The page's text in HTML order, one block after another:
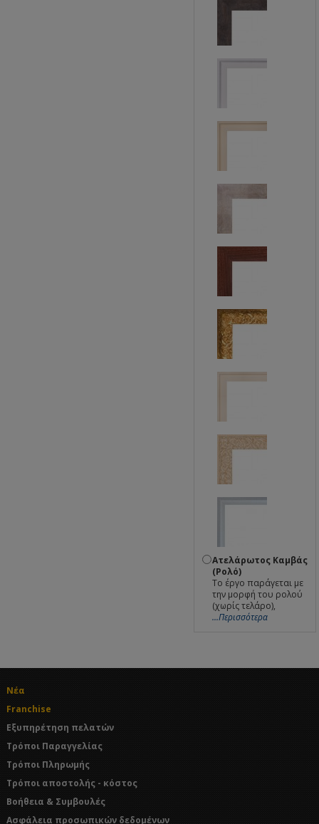
Ατελάρωτος Καμβάς
(Ρολό)
Το έργο παράγεται με
την μορφή του ρολού
(χωρίς τελάρο),
...Περισσότερα
Νέα
Franchise
Εξυπηρέτηση πελατών
Τρόποι Παραγγελίας
Τρόποι Πληρωμής
Τρόποι αποστολής - κόστος
Βοήθεια & Συμβουλές
Ασφάλεια προσωπικών δεδομένων